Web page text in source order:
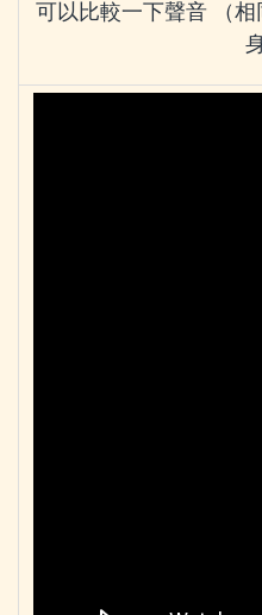
可以比較一下聲音 （